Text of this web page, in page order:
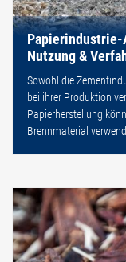
Nutzung &
Sowohl die
bei ihrer Produktion
Papierherstellung
Brennmaterial